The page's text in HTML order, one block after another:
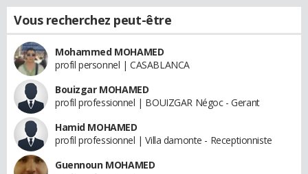
Vous recherchez peut-être
Mohammed MOHAMED
profil personnel | CASABLANCA
Bouizgar MOHAMED
profil professionnel | BOUIZGAR Négoc - Gerant
Hamid MOHAMED
profil professionnel | Villa damonte - Receptionniste
Guennoun MOHAMED